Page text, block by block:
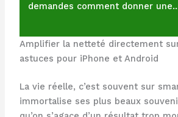
demandes comment donner
Amplifier la netteté directement
astuces pour iPhone et Android
La vie réelle, c’est souvent sur
immortalise ses plus beaux